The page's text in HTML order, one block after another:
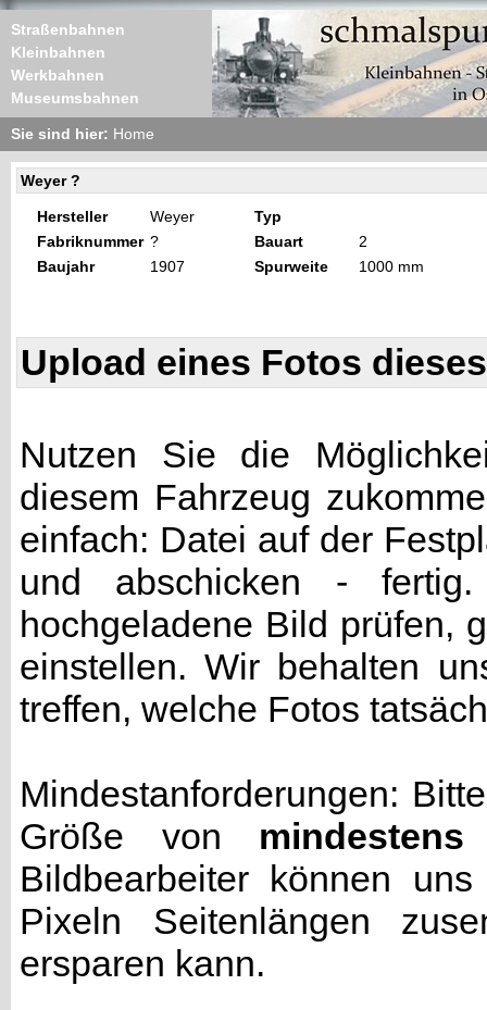
Straßenbahnen
Kleinbahnen
Werkbahnen
Museumsbahnen
Sie sind hier: Home
Weyer ?
Hersteller Weyer
Typ
Fabriknummer ? Bauart
2
Baujahr
1907 Spurweite 1000 mm
Upload eines Fotos
Nutzen Sie die
diesem Fahrzeug
einfach: Datei auf der
und abschicken -
hochgeladene Bild prüfen,
einstellen. Wir behalten
treffen, welche Fotos
Mindestanforderungen:
Größe von
Bildbearbeiter können
Pixeln Seitenlängen
ersparen kann.